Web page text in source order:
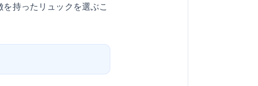
持ったリュックを選ぶこ